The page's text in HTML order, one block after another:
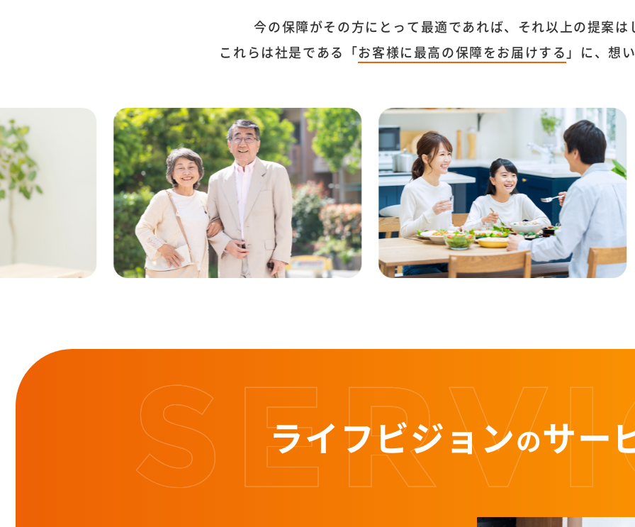
今の保障がその方にとって最適であれば、それ以上の提案は
これらは社是である「お客様に最高の保障をお届けする 」に、想
ライフビジョンのサー